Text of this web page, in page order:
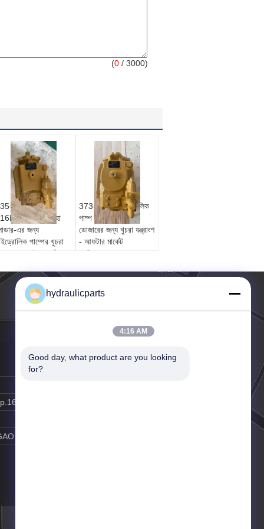
(0 / 3000)
4108 CCAT
424D ব্যাকহো
এর জন্য
পাম্পের খুচরা
- আফটারমার্কেট
373-6629 হাইড্রোলিক
পাম্প D10T2 ক্রলার
ডোজারের জন্য খুচরা যন্ত্রাংশ
- আফটার মার্কেট
প্রতিস্থাপন
hydraulicparts
4:16 AM
Good day, what product are you looking
for?